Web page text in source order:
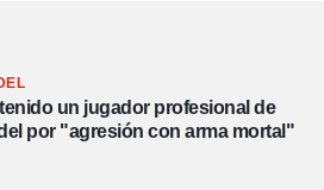
un jugador profesional de
por "agresión con arma mortal"